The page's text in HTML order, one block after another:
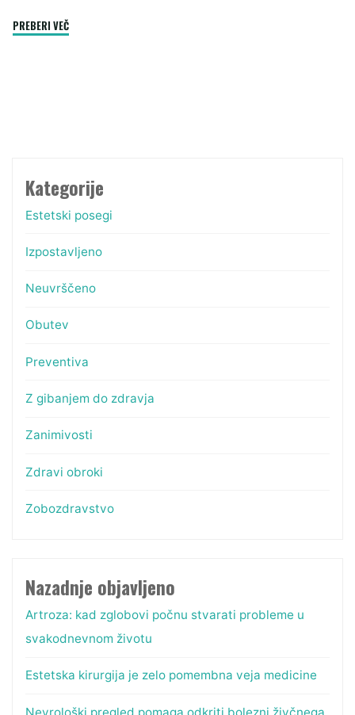
PREBERI VEČ"Zapuščinska
Kategorije
Estetski posegi
Izpostavljeno
Neuvrščeno
Obutev
Preventiva
Z gibanjem do zdravja
Zanimivosti
Zdravi obroki
Zobozdravstvo
Nazadnje objavljeno
Artroza: kad zglobovi počnu stvarati probleme u
svakodnevnom životu
Estetska kirurgija je zelo pomembna veja medicine
Nevrološki pregled pomaga odkriti bolezni živčnega